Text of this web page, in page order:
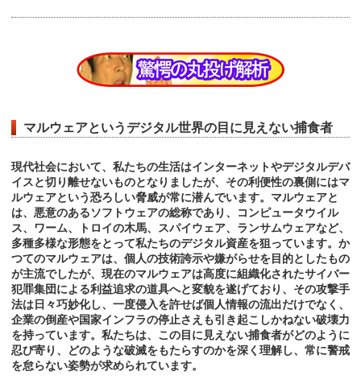
マルウェアというデジタル世界の目に見えない捕食者
現代社会において、私たちの生活はインターネットやデジタルデバ
イスと切り離せないものとなりましたが、その利便性の裏側にはマ
ルウェアという恐ろしい脅威が常に潜んでいます。マルウェアと
は、悪意のあるソフトウェアの総称であり、コンピュータウイル
ス、ワーム、トロイの木馬、スパイウェア、ランサムウェアなど、
多種多様な形態をとって私たちのデジタル資産を狙っています。か
つてのマルウェアは、個人の技術誇示や嫌がらせを目的としたもの
が主流でしたが、現在のマルウェアは高度に組織化されたサイバー
犯罪集団による利益追求の道具へと変貌を遂げており、その攻撃手
法は日々巧妙化し、一度侵入を許せば個人情報の流出だけでなく、
企業の倒産や国家インフラの停止さえも引き起こしかねない破壊力
を持っています。私たちは、この目に見えない捕食者がどのように
忍び寄り、どのような破滅をもたらすのかを深く理解し、常に警戒
を怠らない姿勢が求められています。